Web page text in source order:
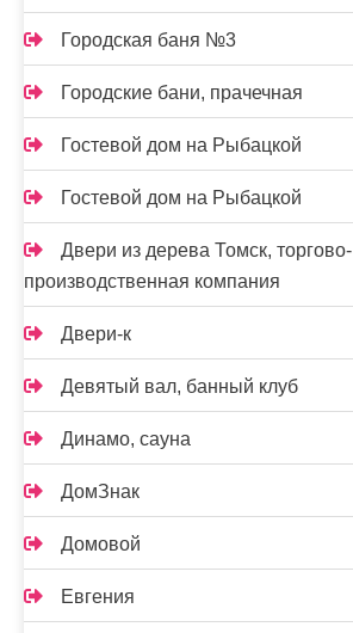
Городская баня №3
Городские бани, прачечная
Гостевой дом на Рыбацкой
Гостевой дом на Рыбацкой
Двери из дерева Томск, торгово-
производственная компания
Двери-к
Девятый вал, банный клуб
Динамо, сауна
ДомЗнак
Домовой
Евгения